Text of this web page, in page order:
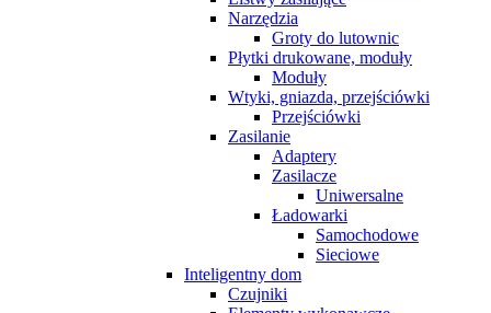
Narzędzia
Groty do lutownic
Płytki drukowane, moduły
Moduły
Wtyki, gniazda, przejściówki
Przejściówki
Zasilanie
Adaptery
Zasilacze
Uniwersalne
Ładowarki
Samochodowe
Sieciowe
Inteligentny dom
Czujniki